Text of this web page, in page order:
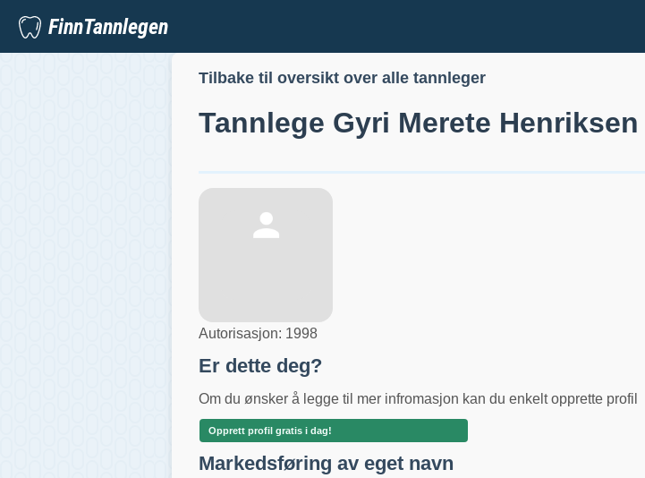
FinnTannlegen
Tilbake til oversikt over alle tannleger
Tannlege Gyri Merete
Autorisasjon: 1998
Er dette deg?
Om du ønsker å legge til mer infromasjon kan du enkelt opprette profil
Opprett profil gratis i dag!
Markedsføring av eget navn